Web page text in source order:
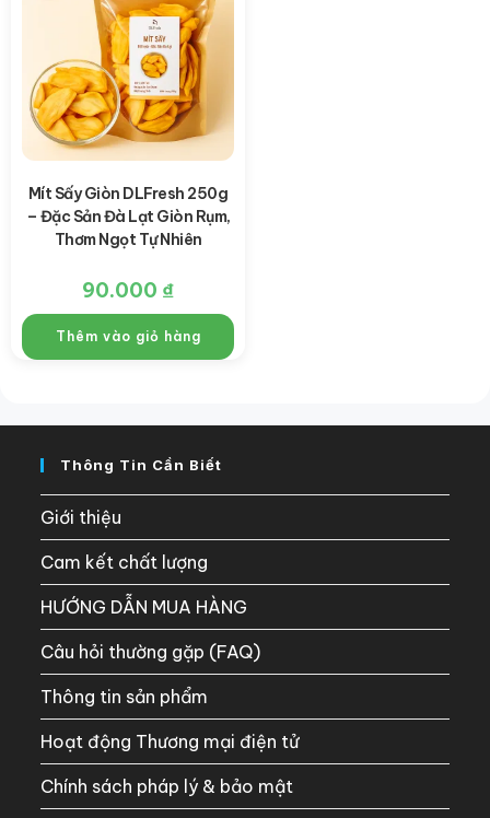
Mít Sấy Giòn DLFresh 250g
– Đặc Sản Đà Lạt Giòn Rụm,
Thơm Ngọt Tự Nhiên
90.000 ₫
Thêm vào giỏ hàng
Thông Tin Cần Biết
Giới thiệu
Cam kết chất lượng
HƯỚNG DẪN MUA HÀNG
Câu hỏi thường gặp (FAQ)
Thông tin sản phẩm
Hoạt động Thương mại điện tử
Chính sách pháp lý & bảo mật